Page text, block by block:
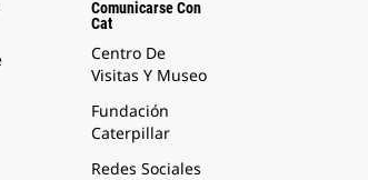
Comunicarse Con
Cat
Centro De
Visitas Y Museo
Fundación
Caterpillar
Redes Sociales